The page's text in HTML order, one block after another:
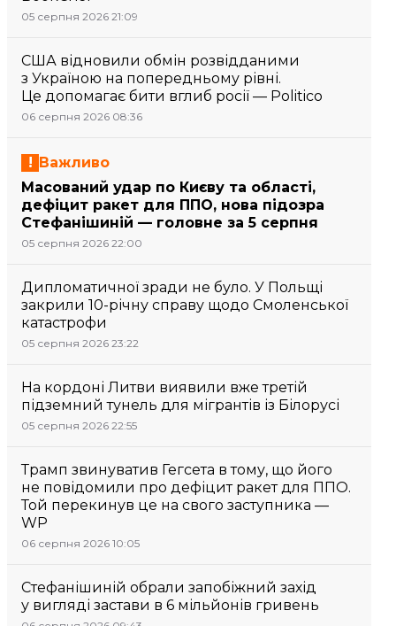
05 серпня 2026 21:09
США відновили обмін розвідданими
з Україною на попередньому рівні.
Це допомагає бити вглиб росії — Politico
06 серпня 2026 08:36
Важливо
Масований удар по Києву та області,
дефіцит ракет для ППО, нова підозра
Стефанішиній — головне за 5 серпня
05 серпня 2026 22:00
Дипломатичної зради не було. У Польщі
закрили 10-річну справу щодо Смоленської
катастрофи
05 серпня 2026 23:22
На кордоні Литви виявили вже третій
підземний тунель для мігрантів із Білорусі
05 серпня 2026 22:55
Трамп звинуватив Гегсета в тому, що його
не повідомили про дефіцит ракет для ППО.
Той перекинув це на свого заступника —
WP
06 серпня 2026 10:05
Стефанішиній обрали запобіжний захід
у вигляді застави в 6 мільйонів гривень